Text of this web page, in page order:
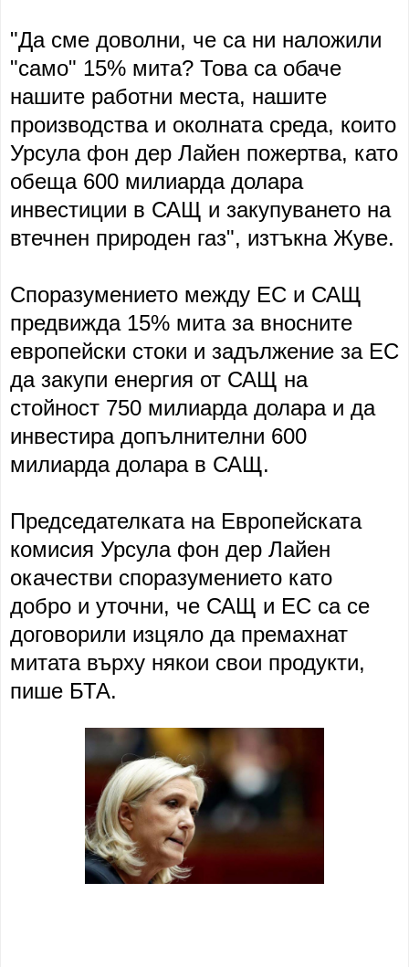
"Да сме доволни, че са ни наложили
"само" 15% мита? Това са обаче
нашите работни места, нашите
производства и околната среда, които
Урсула фон дер Лайен пожертва, като
обеща 600 милиарда долара
инвестиции в САЩ и закупуването на
втечнен природен газ", изтъкна Жуве.
Споразумението между ЕС и САЩ
предвижда 15% мита за вносните
европейски стоки и задължение за ЕС
да закупи енергия от САЩ на
стойност 750 милиарда долара и да
инвестира допълнителни 600
милиарда долара в САЩ.
Председателката на Европейската
комисия Урсула фон дер Лайен
окачестви споразумението като
добро и уточни, че САЩ и ЕС са се
договорили изцяло да премахнат
митата върху някои свои продукти,
пише БТА.